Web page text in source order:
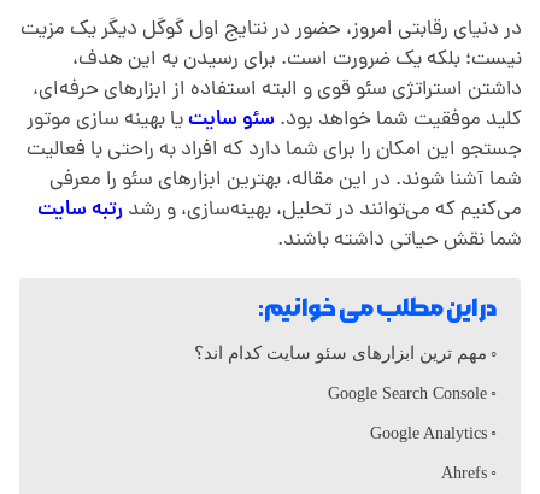
ب
ز
ا
ر
ه
ی
در دنیای رقابتی امروز، حضور در نتایج اول گوگل دیگر یک مزیت
نیست؛ بلکه یک ضرورت است. برای رسیدن به این هدف،
داشتن استراتژی سئو قوی و البته استفاده از ابزارهای حرفه‌ای،
کلید موفقیت شما خواهد بود. سئو سایتیا بهینه سازی موتور
جستجو این امکان را برای شما دارد که افراد به راحتی با فعالیت
شما آشنا شوند. در این مقاله، بهترین ابزارهای سئو را معرفی
می‌کنیم که می‌توانند در تحلیل، بهینه‌سازی، و رشدرتبه سایت
شما نقش حیاتی داشته باشند.
در این مطلب می خوانیم:
مهم ترین ابزارهای سئو سایت کدام اند؟
Google Search Console
Google Analytics
Ahrefs